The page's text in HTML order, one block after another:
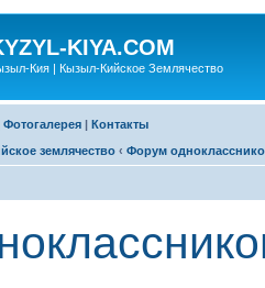
KIYA.COM
Кия | Кызыл-Кийское Землячество
Фотогалерея | Контакты
землячество ‹ Форум